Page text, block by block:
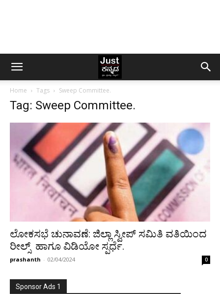
Home Tags Sweep Committee.
Tag: Sweep Committee.
ಲೋಕಸಭೆ ಚುನಾವಣೆ: ಜಿಲ್ಲಾ ಸ್ವೀಪ್ ಸಮಿತಿ ವತಿಯಿಂದ
ರೀಲ್ಸ್ ಹಾಗೂ ವಿಡಿಯೋ ಸ್ಪರ್ಧೆ.
prashanth - 02/04/2024 0
Sponsor Ads 1